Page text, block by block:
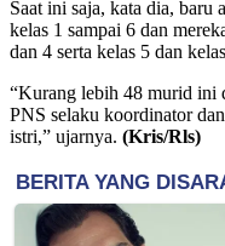
Saat ini saja, kata dia, baru
kelas 1 sampai 6 dan
dan 4 serta kelas 5 dan
“Kurang lebih 48 murid ini
PNS selaku koordinator
istri,” ujarnya. (Kris/Rls)